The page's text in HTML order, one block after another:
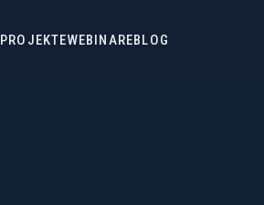
PROJEKTEWEBINAREBLOG